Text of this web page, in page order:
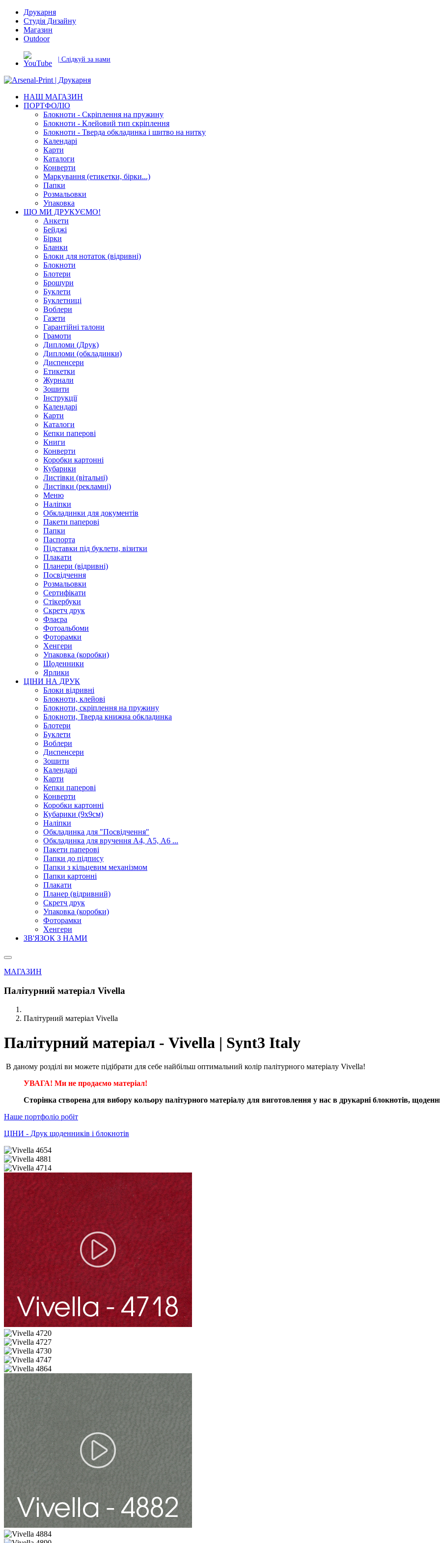
Друкарня
Студія Дизайну
Магазин
Outdoor
| Слідкуй за нами
НАШ МАГАЗИН
ПОРТФОЛІО
Блокноти - Скріплення на пружину
Блокноти - Клейовий тип скріплення
Блокноти - Тверда обкладинка і шитво на нитку
Календарі
Карти
Каталоги
Конверти
Маркування (етикетки, бірки...)
Папки
Розмальовки
Упаковка
ЩО МИ ДРУКУЄМО!
Анкети
Бейджі
Бірки
Бланки
Блоки для нотаток (відривні)
Блокноти
Блотери
Брошури
Буклети
Буклетниці
Воблери
Газети
Гарантійні талони
Грамоти
Дипломи (Друк)
Дипломи (обкладинки)
Диспенсери
Етикетки
Журнали
Зошити
Інструкції
Календарі
Карти
Каталоги
Кепки паперові
Книги
Конверти
Коробки картонні
Кубарики
Листівки (вітальні)
Листівки (рекламні)
Меню
Наліпки
Обкладинки для документів
Пакети паперові
Папки
Паспорта
Підставки під буклети, візитки
Плакати
Планери (відривні)
Посвідчення
Розмальовки
Сертифікати
Стікербуки
Скретч друк
Флаєра
Фотоальбоми
Фоторамки
Хенгери
Упаковка (коробки)
Щоденники
Ярлики
ЦІНИ НА ДРУК
Блоки відривні
Блокноти, клейові
Блокноти, скріплення на пружину
Блокноти, Тверда книжна обкладинка
Блотери
Буклети
Воблери
Диспенсери
Зошити
Календарі
Карти
Кепки паперові
Конверти
Коробки картонні
Кубарики (9х9см)
Наліпки
Обкладинка для "Посвідчення"
Обкладинка для вручення А4, А5, А6 ...
Пакети паперові
Папки до підпису
Папки з кільцевим механізмом
Папки картонні
Плакати
Планер (відривний)
Скретч друк
Упаковка (коробки)
Фоторамки
Хенгери
ЗВ'ЯЗОК З НАМИ
МАГАЗИН
Палітурний матеріал Vivella
Палітурний матеріал Vivella
Палітурний матеріал - Vivella | Synt3 Italy
В даному розділі ви можете підібрати для себе найбільш оптимальний колір палітурного матеріалу Vivella!
УВАГА! Ми не продаємо матеріал!
Сторінка створена для вибору кольору палітурного матеріалу для виготовлення у нас в друкарні блокнотів,
Наше портфоліо робіт
ЦІНИ - Друк щоденників і блокнотів